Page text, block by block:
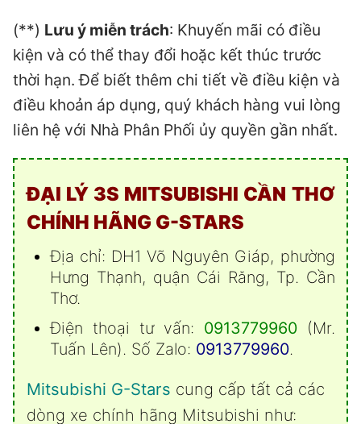
(**) Lưu ý miễn trách: Khuyến mãi có điều
kiện và có thể thay đổi hoặc kết thúc trước
thời hạn. Để biết thêm chi tiết về điều kiện và
điều khoản áp dụng, quý khách hàng vui lòng
liên hệ với Nhà Phân Phối ủy quyền gần nhất.
ĐẠI LÝ 3S MITSUBISHI CẦN THƠ
CHÍNH HÃNG G-STARS
Địa chỉ: DH1 Võ Nguyên Giáp, phường
Hưng Thạnh, quận Cái Răng, Tp. Cần
Thơ.
Điện thoại tư vấn: 0913779960(Mr.
Tuấn Lên). Số Zalo: 0913779960.
Mitsubishi G-Stars cung cấp tất cả các
dòng xe chính hãng Mitsubishi như: